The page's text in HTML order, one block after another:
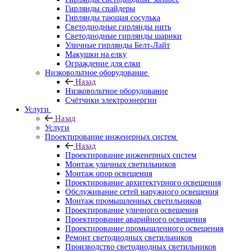
Гирлянды спайдеры
Гирлянды тающая сосулька
Светодиодные гирлянды нить
Светодиодные гирлянды шарики
Уличные гирлянды Белт-Лайт
Макушки на елку
Ограждение для елки
Низковольтное оборудование
Назад
Низковольтное оборудование
Счётчики электроэнергии
Услуги
Назад
Услуги
Проектирование инженерных систем
Назад
Проектирование инженерных систем
Монтаж уличных светильников
Монтаж опор освещения
Проектирование архитектурного освещения
Обслуживание сетей наружного освещения
Монтаж промышленных светильников
Проектирование уличного освещения
Проектирование аварийного освещения
Проектирование промышленного освещения
Ремонт светодиодных светильников
Производство светодиодных светильников